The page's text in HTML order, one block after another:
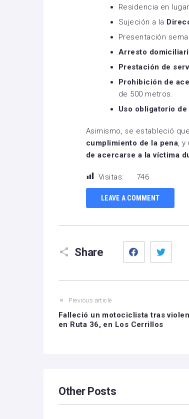
Residencia en
Sujeción a la
Presentación
Arresto
Prestación de
Prohibición de
de 500 metros.
Uso obligatorio
Asimismo, se estableció
cumplimiento de la pena, y
de acercarse a la víctima
Visitas: 746
LEAVE A COMMENT
Share
Facebook
Previous article
Falleció un motociclista tras
en Ruta 36, en Los Cerrillos
Other Posts